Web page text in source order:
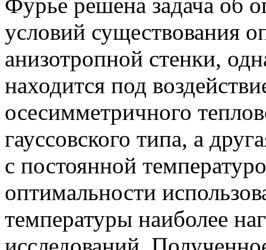
условий существования
анизотропной стенки,
находится под
осесимметричного
гауссовского типа, а
с постоянной
оптимальности
температуры наиболее